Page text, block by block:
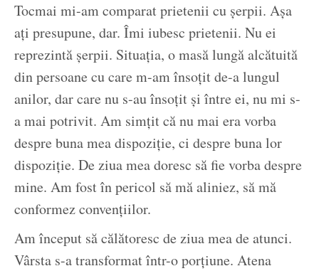
Tocmai mi-am comparat prietenii cu șerpii. Așa
ați presupune, dar. Îmi iubesc prietenii. Nu ei
reprezintă șerpii. Situația, o masă lungă alcătuită
din persoane cu care m-am însoțit de-a lungul
anilor, dar care nu s-au însoțit și între ei, nu mi s-
a mai potrivit. Am simțit că nu mai era vorba
despre buna mea dispoziție, ci despre buna lor
dispoziție. De ziua mea doresc să fie vorba despre
mine. Am fost în pericol să mă aliniez, să mă
conformez convențiilor.
Am început să călătoresc de ziua mea de atunci.
Vârsta s-a transformat într-o porțiune. Atena